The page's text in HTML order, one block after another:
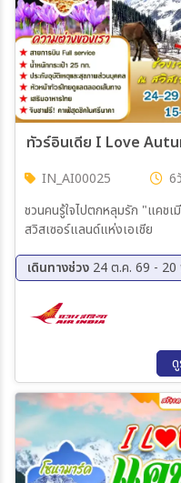
IN_AI00025 6
ชวนคนรู้ใจไปตกหลุมรัก "แคช
สวิสเซอร์แลนด์แห่งเอเชีย
เดินทางช่วง 24 ต.ค. 69 - 20
15 พ.ย. 69 - 20 พ.ย. 69